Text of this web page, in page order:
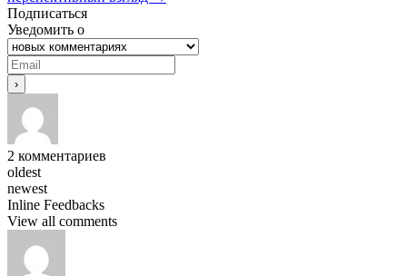
Подписаться
Уведомить о
2 комментариев
oldest
newest
Inline Feedbacks
View all comments